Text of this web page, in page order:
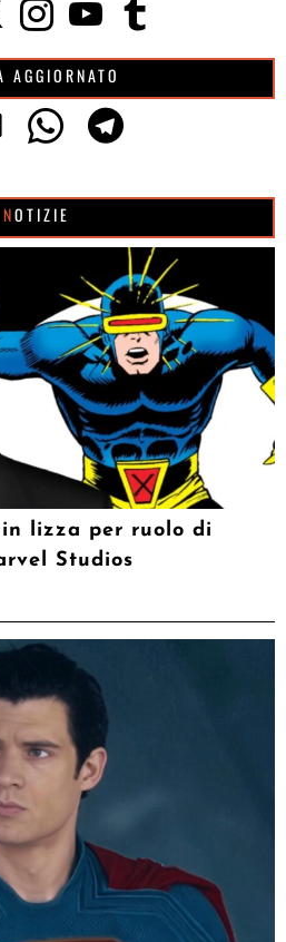
AGGIORNATO
NOTIZIE
lizza per ruolo di
Studios